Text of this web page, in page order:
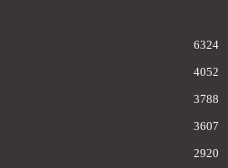
6324
4052
3788
3607
2920